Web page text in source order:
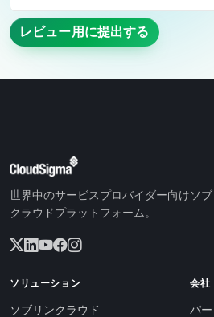
レビュー用に提出する
世界中のサービスプロバイダー向けソブ
クラウドプラットフォーム。
ソリューション
ソブリンクラウド
会社
パ